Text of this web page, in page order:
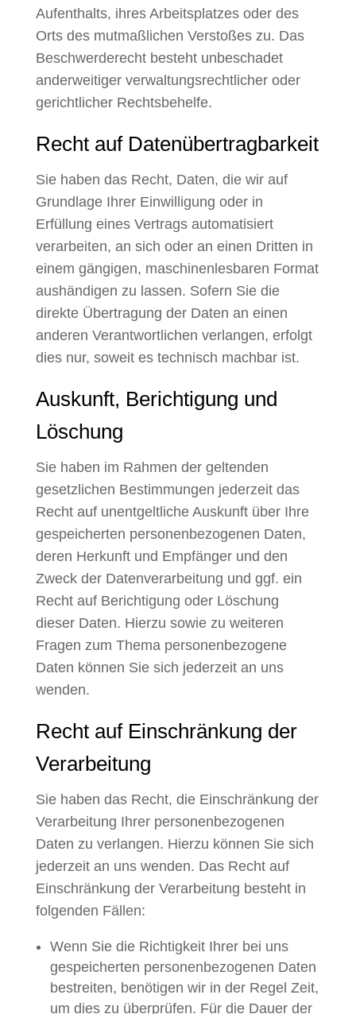
Aufenthalts, ihres Arbeitsplatzes oder des
Orts des mutmaßlichen Verstoßes zu. Das
Beschwerderecht besteht unbeschadet
anderweitiger verwaltungsrechtlicher oder
gerichtlicher Rechtsbehelfe.
Recht auf Daten­übertrag­barkeit
Sie haben das Recht, Daten, die wir auf
Grundlage Ihrer Einwilligung oder in
Erfüllung eines Vertrags automatisiert
verarbeiten, an sich oder an einen Dritten in
einem gängigen, maschinenlesbaren Format
aushändigen zu lassen. Sofern Sie die
direkte Übertragung der Daten an einen
anderen Verantwortlichen verlangen, erfolgt
dies nur, soweit es technisch machbar ist.
Auskunft, Berichtigung und
Löschung
Sie haben im Rahmen der geltenden
gesetzlichen Bestimmungen jederzeit das
Recht auf unentgeltliche Auskunft über Ihre
gespeicherten personenbezogenen Daten,
deren Herkunft und Empfänger und den
Zweck der Datenverarbeitung und ggf. ein
Recht auf Berichtigung oder Löschung
dieser Daten. Hierzu sowie zu weiteren
Fragen zum Thema personenbezogene
Daten können Sie sich jederzeit an uns
wenden.
Recht auf Einschränkung der
Verarbeitung
Sie haben das Recht, die Einschränkung der
Verarbeitung Ihrer personenbezogenen
Daten zu verlangen. Hierzu können Sie sich
jederzeit an uns wenden. Das Recht auf
Einschränkung der Verarbeitung besteht in
folgenden Fällen:
Wenn Sie die Richtigkeit Ihrer bei uns
gespeicherten personenbezogenen Daten
bestreiten, benötigen wir in der Regel Zeit,
um dies zu überprüfen. Für die Dauer der